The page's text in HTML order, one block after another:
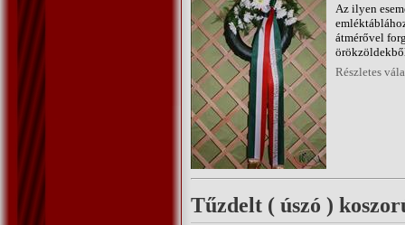
Az ilyen
átmérővel
Részletes
Tűzdelt ( úszó )